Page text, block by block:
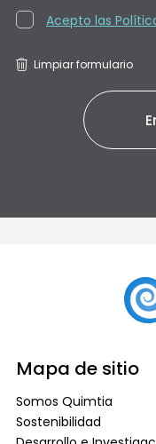
Acepto las
Limpiar formulario
Mapa de sitio
Somos Quimtia
Sostenibilidad